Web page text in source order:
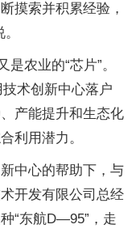
摸索并积累经验，
农业的“芯片”。
术创新中心落户
产能提升和生态化
利用潜力。
中心的帮助下，与
开发有限公司总经
“东航D—95”，走